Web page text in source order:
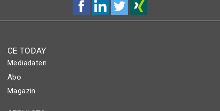
CE TODAY
Mediadaten
Abo
Magazin